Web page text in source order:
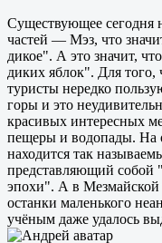
Существующее сегодня
частей — Мэз, что
дикое". А это значит,
диких яблок". Для того,
туристы нередко
горы и это
красивых интересных
пещеры и водопады. На
находится так
представляющий собой
эпохи". А в
останки маленького
учёным даже удалось